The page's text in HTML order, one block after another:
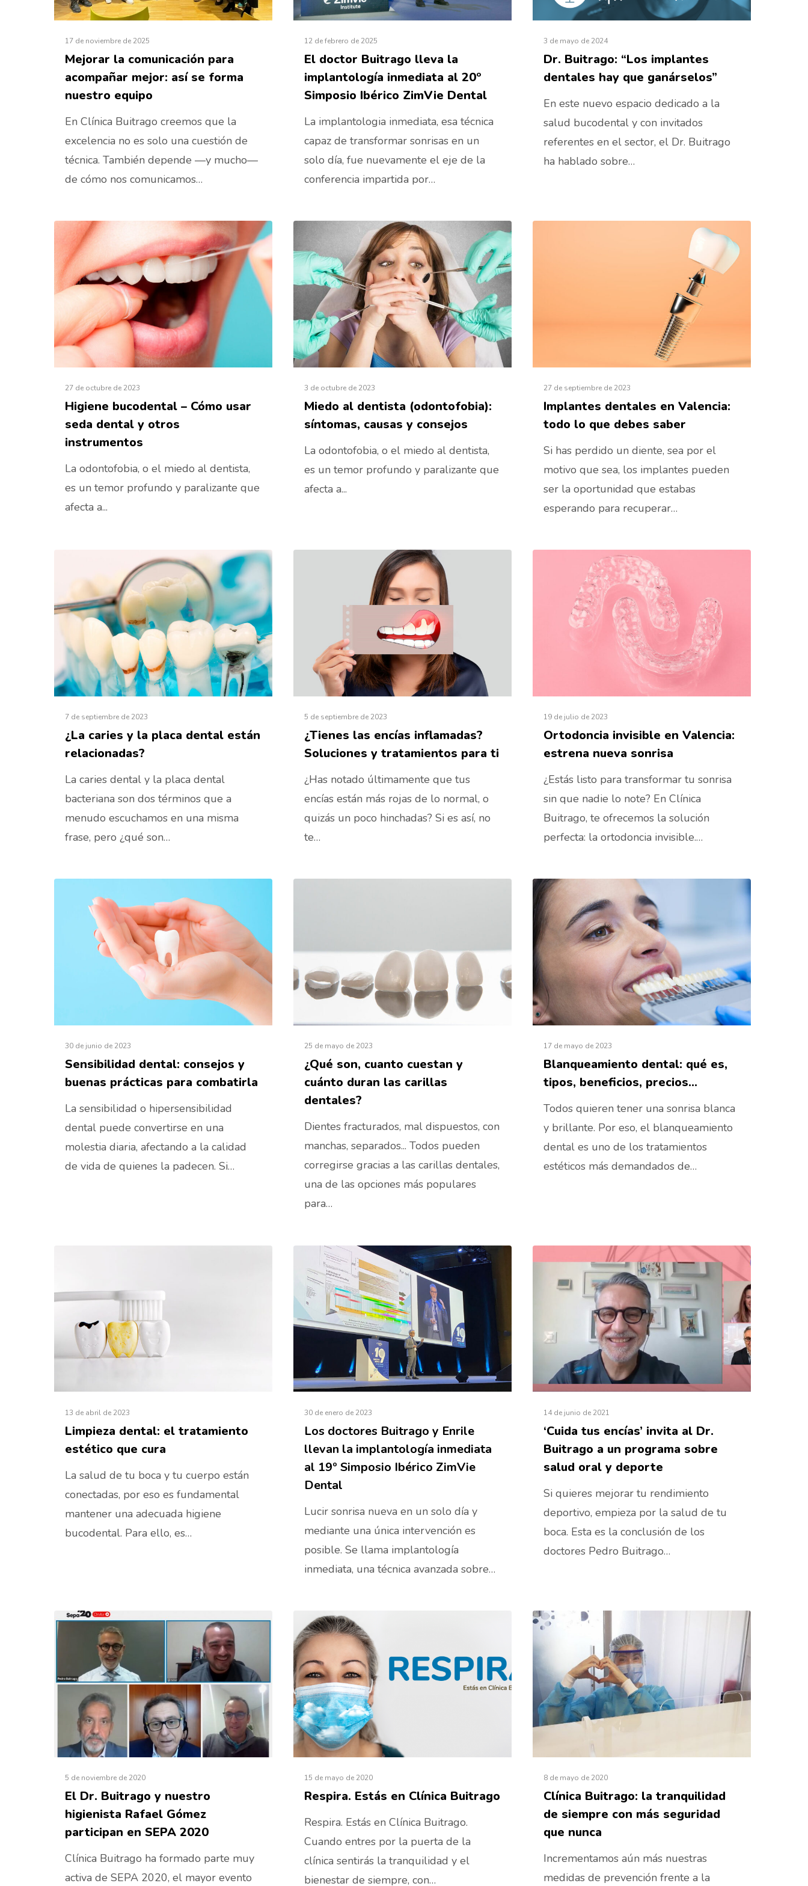
17 de noviembre de 2025
Mejorar la comunicación para
acompañar mejor: así se forma
nuestro equipo
En Clínica Buitrago creemos que la
excelencia no es solo una cuestión de
técnica. También depende —y mucho—
de cómo nos comunicamos…
12 de febrero de 2025
El doctor Buitrago lleva la
implantología inmediata al 20º
Simposio Ibérico ZimVie Dental
La implantologia inmediata, esa técnica
capaz de transformar sonrisas en un
solo día, fue nuevamente el eje de la
conferencia impartida por…
3 de mayo de 2024
Dr. Buitrago: “Los implantes
dentales hay que ganárselos”
En este nuevo espacio dedicado a la
salud bucodental y con invitados
referentes en el sector, el Dr. Buitrago
ha hablado sobre…
27 de octubre de 2023
Higiene bucodental – Cómo usar
seda dental y otros
instrumentos
La odontofobia, o el miedo al dentista,
es un temor profundo y paralizante que
afecta a...
3 de octubre de 2023
Miedo al dentista (odontofobia):
síntomas, causas y consejos
La odontofobia, o el miedo al dentista,
es un temor profundo y paralizante que
afecta a...
27 de septiembre de 2023
Implantes dentales en Valencia:
todo lo que debes saber
Si has perdido un diente, sea por el
motivo que sea, los implantes pueden
ser la oportunidad que estabas
esperando para recuperar…
7 de septiembre de 2023
¿La caries y la placa dental están
relacionadas?
La caries dental y la placa dental
bacteriana son dos términos que a
menudo escuchamos en una misma
frase, pero ¿qué son…
5 de septiembre de 2023
¿Tienes las encías inflamadas?
Soluciones y tratamientos para ti
¿Has notado últimamente que tus
encías están más rojas de lo normal, o
quizás un poco hinchadas? Si es así, no
te…
19 de julio de 2023
Ortodoncia invisible en Valencia:
estrena nueva sonrisa
¿Estás listo para transformar tu sonrisa
sin que nadie lo note? En Clínica
Buitrago, te ofrecemos la solución
perfecta: la ortodoncia invisible.…
30 de junio de 2023
Sensibilidad dental: consejos y
buenas prácticas para combatirla
La sensibilidad o hipersensibilidad
dental puede convertirse en una
molestia diaria, afectando a la calidad
de vida de quienes la padecen. Si…
25 de mayo de 2023
¿Qué son, cuanto cuestan y
cuánto duran las carillas
dentales?
Dientes fracturados, mal dispuestos, con
manchas, separados... Todos pueden
corregirse gracias a las carillas dentales,
una de las opciones más populares
para…
17 de mayo de 2023
Blanqueamiento dental: qué es,
tipos, beneficios, precios…
Todos quieren tener una sonrisa blanca
y brillante. Por eso, el blanqueamiento
dental es uno de los tratamientos
estéticos más demandados de…
13 de abril de 2023
Limpieza dental: el tratamiento
estético que cura
La salud de tu boca y tu cuerpo están
conectadas, por eso es fundamental
mantener una adecuada higiene
bucodental. Para ello, es…
30 de enero de 2023
Los doctores Buitrago y Enrile
llevan la implantología inmediata
al 19º Simposio Ibérico ZimVie
Dental
Lucir sonrisa nueva en un solo día y
mediante una única intervención es
posible. Se llama implantología
inmediata, una técnica avanzada sobre…
14 de junio de 2021
‘Cuida tus encías’ invita al Dr.
Buitrago a un programa sobre
salud oral y deporte
Si quieres mejorar tu rendimiento
deportivo, empieza por la salud de tu
boca. Esta es la conclusión de los
doctores Pedro Buitrago…
5 de noviembre de 2020
El Dr. Buitrago y nuestro
higienista Rafael Gómez
participan en SEPA 2020
Clínica Buitrago ha formado parte muy
activa de SEPA 2020, el mayor evento
15 de mayo de 2020
Respira. Estás en Clínica Buitrago
Respira. Estás en Clínica Buitrago.
Cuando entres por la puerta de la
clínica sentirás la tranquilidad y el
bienestar de siempre, con…
8 de mayo de 2020
Clínica Buitrago: la tranquilidad
de siempre con más seguridad
que nunca
Incrementamos aún más nuestras
medidas de prevención frente a la